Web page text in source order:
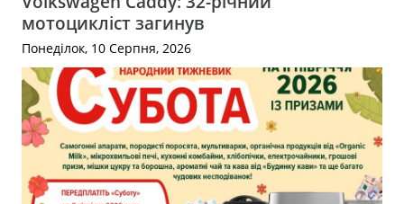
мотоцикліст загинув
Понеділок, 10 Серпня, 2026